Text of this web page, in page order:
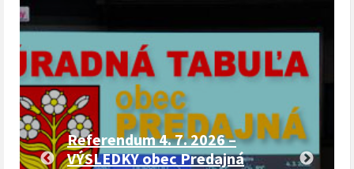
Referendum 4. 7. 2026 –
VÝSLEDKY obec Predajná